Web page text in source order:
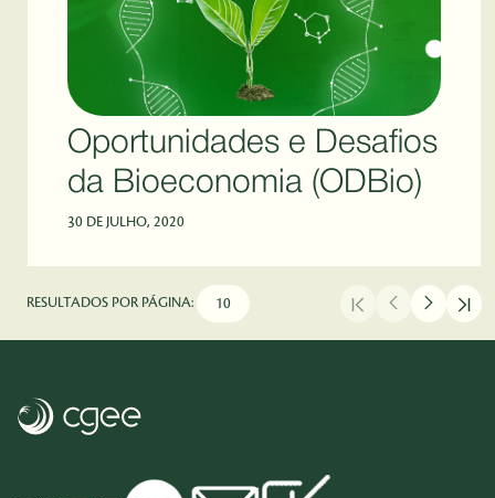
Oportunidades e Desafios
da Bioeconomia (ODBio)
30 DE JULHO, 2020
RESULTADOS POR PÁGINA: